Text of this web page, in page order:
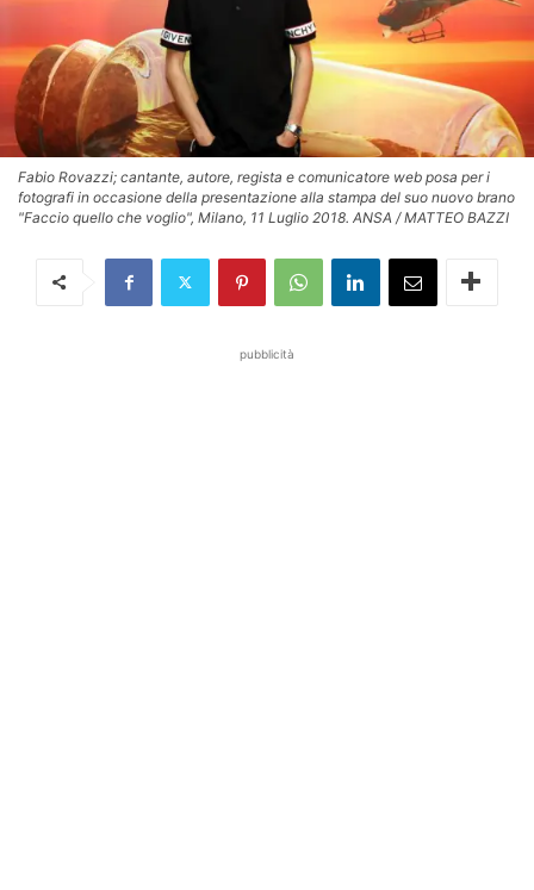
Fabio Rovazzi; cantante, autore, regista e comunicatore web posa per i
fotografi in occasione della presentazione alla stampa del suo nuovo brano
"Faccio quello che voglio", Milano, 11 Luglio 2018. ANSA / MATTEO BAZZI
pubblicità